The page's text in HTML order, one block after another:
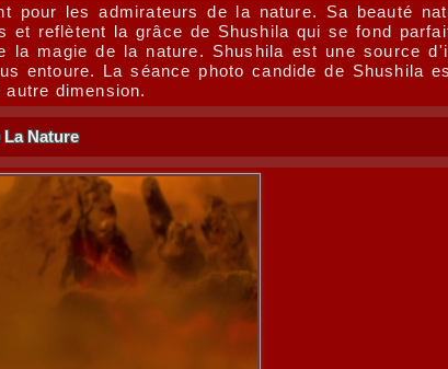
pour les admirateurs de la nature. Sa beauté
reflètent la grâce de Shushila qui se fond
magie de la nature. Shushila est une source
entoure. La séance photo candide de Shushila
dimension.
La Nature